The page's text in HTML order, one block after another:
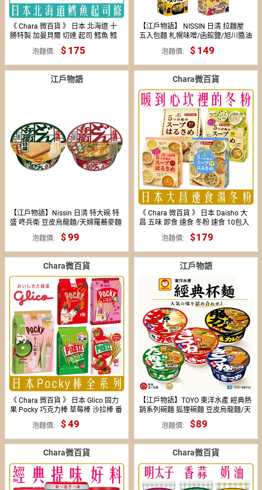
《 Chara 微百貨 》 日本 北海道 十
勝特製 加曼貝爾 切達 起司 鱈魚 鱈
魚條 起司條 130g 團購 批發
泡麵價 175
【江戶物語】 NISSIN 日清 拉麵屋
五入包麵 札幌味噌/函館鹽/旭川醬油
味/札幌咖哩 北海道拉麵 泡麵 日本
泡麵價 149
江戶物語
【江戶物語】Nissin 日清 特大碗 特
盛 咚兵衛 豆皮烏龍麵/天婦羅蕎麥麵
碗麵 泡麵 豆皮麵 日本原裝 日本進口
泡麵價 99
Chara微百貨
《 Chara 微百貨 》 日本 Daisho 大
昌 五味 即食 速食 冬粉 速食 10包入
泡麵價 119
179
Chara微百貨
《 Chara 微百貨 》 日本 Glico 固力
果 Pocky 巧克力棒 草莓棒 沙拉棒 番
茄 櫻花 哈密瓜 8袋
泡麵價 49
江戶物語
【江戶物語】TOYO 東洋水產 經典熱
銷系列碗麵 狐狸碗麵 豆皮烏龍麵/天
婦羅蕎麥麵/白麻糬烏龍麵 日本泡麵
日本進口泡麵價 69
89
Chara微百貨 Chara微百貨